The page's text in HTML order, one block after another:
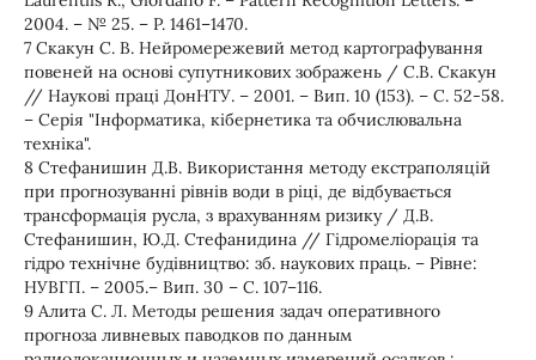
2004. – № 25. – P. 1461–1470.
7 Скакун С. В. Нейромережевий метод картографування
повеней на основі супутникових зображень / С.В. Скакун
// Наукові праці ДонНТУ. – 2001. – Вип. 10 (153). – С. 52-58.
– Серія "Інформатика, кібернетика та обчислювальна
техніка".
8 Стефанишин Д.В. Використання методу екстраполяцій
при прогнозуванні рівнів води в ріці, де відбувається
трансформація русла, з врахуванням ризику / Д.В.
Стефанишин, Ю.Д. Стефанидина // Гідромеліорація та
гідро технічне будівництво: зб. наукових праць. – Рівне:
НУВГП. – 2005.– Вип. 30 – С. 107–116.
9 Алита С. Л. Методы решения задач оперативного
прогноза ливневых паводков по данным